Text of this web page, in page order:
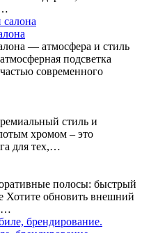
— атмосфера и стиль
подсветка
современного
стиль и
хромом – это
для тех,…
полосы: быстрый
Хотите обновить внешний